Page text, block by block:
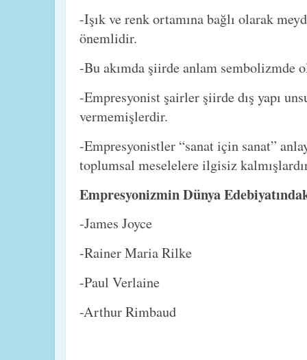
-Işık ve renk ortamına bağlı olarak
önemlidir.
-Bu akımda şiirde anlam sembolizmde
-Empresyonist şairler şiirde dış yapı
vermemişlerdir.
-Empresyonistler “sanat için sanat”
toplumsal meselelere ilgisiz
Empresyonizmin Dünya
-James Joyce
-Rainer Maria Rilke
-Paul Verlaine
-Arthur Rimbaud